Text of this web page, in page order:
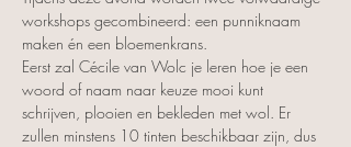
workshops gecombineerd: een punniknaam
maken én een bloemenkrans.
Eerst zal Cécile van Wolc je leren hoe je een
woord of naam naar keuze mooi kunt
schrijven, plooien en bekleden met wol. Er
zullen minstens 10 tinten beschikbaar zijn, dus